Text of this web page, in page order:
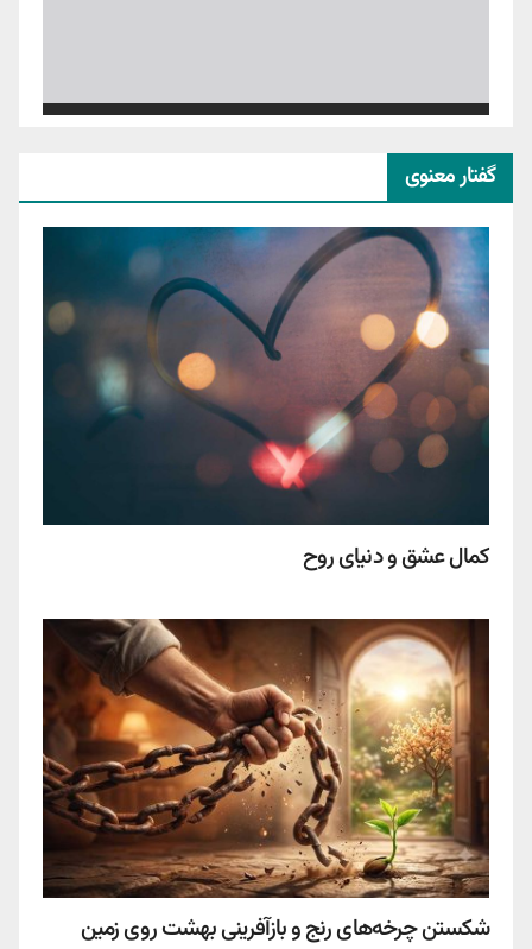
گفتار معنوی
کمال عشق و دنیای روح
شکستن چرخه‌های رنج و بازآفرینی بهشت روی زمین